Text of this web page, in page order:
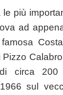
le più
ad
circa 200
sul